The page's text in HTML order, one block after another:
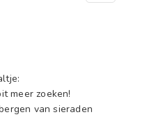
meer zoeken!
van sieraden